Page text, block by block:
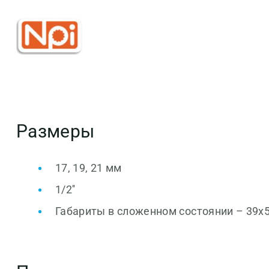
Размеры
17, 19, 21 мм
1/2''
Габариты в сложенном состоянии –